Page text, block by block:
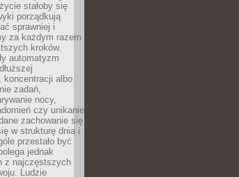
stałoby się
porządkują
sprawniej i
za każdym razem
kroków.
automatyzm
koncentracji albo
zadań,
nocy,
czy unikanie
zachowanie się
w strukturę dnia i
przestało być
jednak
z najczęstszych
Ludzie